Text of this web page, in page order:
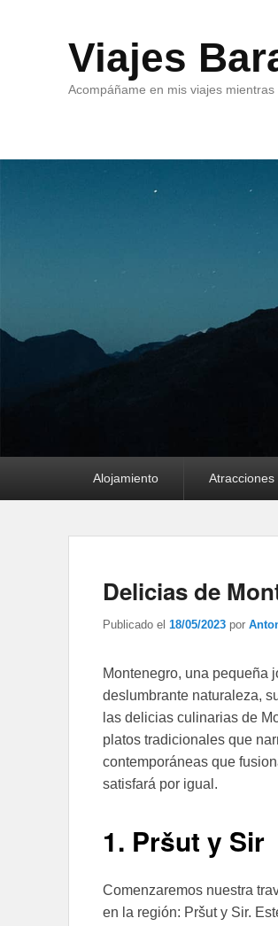
Viajes
Acompáñame en mis viajes
Alojamiento Atracciones
Delicias de
Publicado el 18/05/2023 por
Montenegro, una pequeña
deslumbrante naturaleza,
las delicias culinarias de
platos tradicionales que
contemporáneas que
satisfará por igual.
1. Pršut y Sir
Comenzaremos nuestra
en la región: Pršut y Sir.